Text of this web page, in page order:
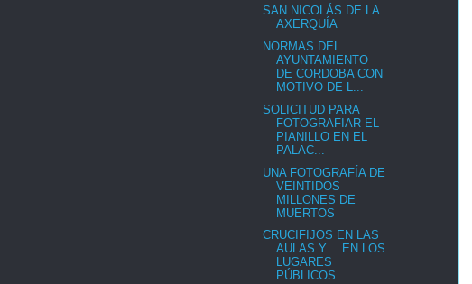
SAN NICOLÁS DE LA
AXERQUÍA
NORMAS DEL
AYUNTAMIENTO
DE CORDOBA CON
MOTIVO DE L...
SOLICITUD PARA
FOTOGRAFIAR EL
PIANILLO EN EL
PALAC...
UNA FOTOGRAFÍA DE
VEINTIDOS
MILLONES DE
MUERTOS
CRUCIFIJOS EN LAS
AULAS Y… EN LOS
LUGARES
PÚBLICOS.